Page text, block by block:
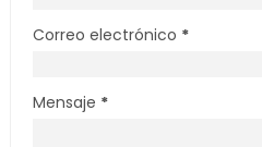
Correo electrónico *
Mensaje *